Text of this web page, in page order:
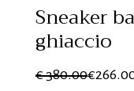
Sneaker
ghiaccio
€ 380.00